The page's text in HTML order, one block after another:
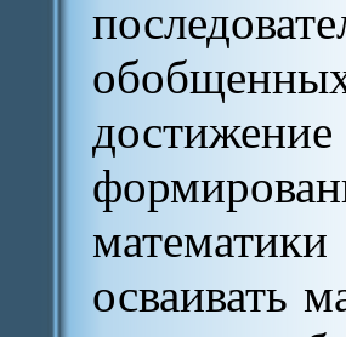
осваивать